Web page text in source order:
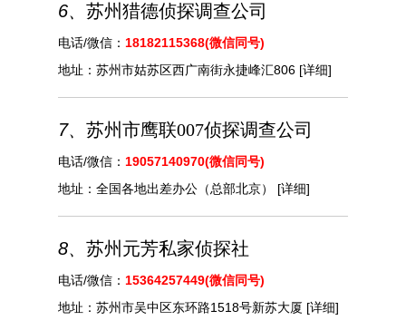
6、 苏州猎德侦探调查公司
电话/微信： 18182115368(微信同号)
地址： 苏州市姑苏区西广南街永捷峰汇806 [详细]
7、 苏州市鹰联007侦探调查公司
电话/微信： 19057140970(微信同号)
地址： 全国各地出差办公（总部北京） [详细]
8、 苏州元芳私家侦探社
电话/微信： 15364257449(微信同号)
地址： 苏州市吴中区东环路1518号新苏大厦 [详细]